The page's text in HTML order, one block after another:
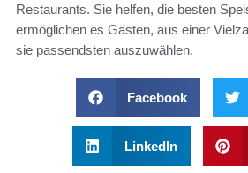
Restaurants. Sie helfen, die besten
ermöglichen es Gästen, aus einer
sie passendsten auszuwählen.
Facebook
LinkedIn